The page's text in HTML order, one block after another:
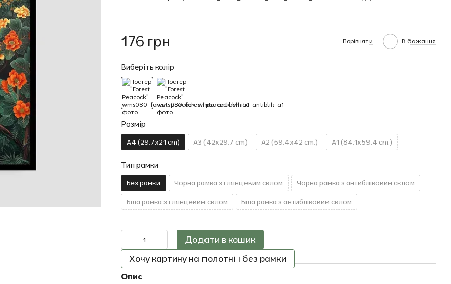
176 грн Порівняти В бажання
Виберіть колір
Розмір
A4 (29.7x21 cm) A3 (42x29.7 cm) A2 (59.4x42 cm.) A1 (84.1x59.4 cm.)
Тип рамки
Без рамки Чорна рамка з глянцевим склом Чорна рамка з антибліковим склом
Біла рамка з глянцевим склом Біла рамка з антибліковим склом
Додати в кошик
Хочу картину на полотні і без рамки
Опис